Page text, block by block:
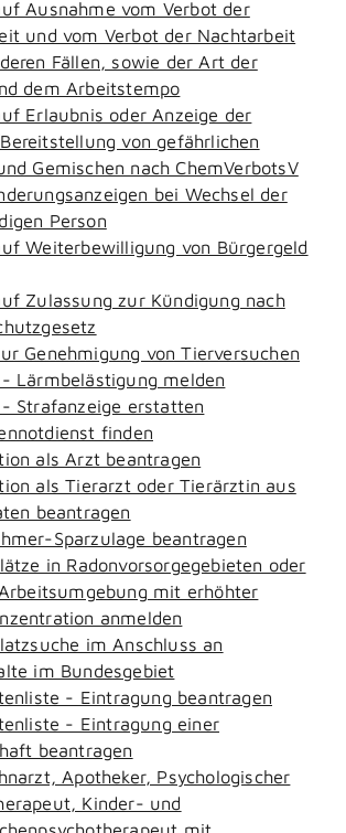
Ausnahme vom Verbot der
und vom Verbot der Nachtarbeit
Fällen, sowie der Art der
dem Arbeitstempo
Erlaubnis oder Anzeige der
von gefährlichen
Gemischen nach ChemVerbotsV
bei Wechsel der
Person
Weiterbewilligung von Bürgergeld
Zulassung zur Kündigung nach
Genehmigung von Tierversuchen
Lärmbelästigung melden
Strafanzeige erstatten
finden
als Arzt beantragen
als Tierarzt oder Tierärztin aus
beantragen
Sparzulage beantragen
in Radonvorsorgegebieten oder
mit erhöhter
anmelden
im Anschluss an
im Bundesgebiet
- Eintragung beantragen
- Eintragung einer
beantragen
Apotheker, Psychologischer
Kinder- und